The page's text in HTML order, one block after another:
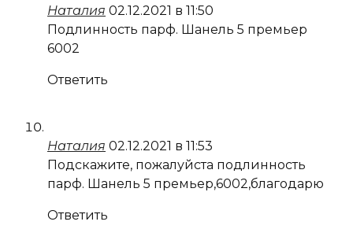
Наталия 02.12.2021 в 11:50
Подлинность парф. Шанель 5 премьер
6002
Ответить
Наталия 02.12.2021 в 11:53
Подскажите, пожалуйста подлинность
парф. Шанель 5 премьер,6002,благодарю
Ответить